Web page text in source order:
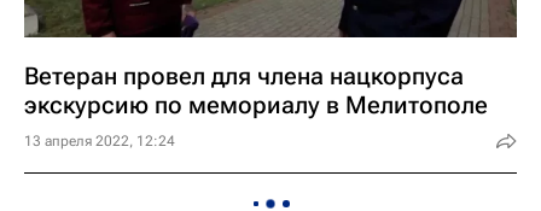
Ветеран провел для члена нацкорпуса
экскурсию по мемориалу в Мелитополе
13 апреля 2022, 12:24